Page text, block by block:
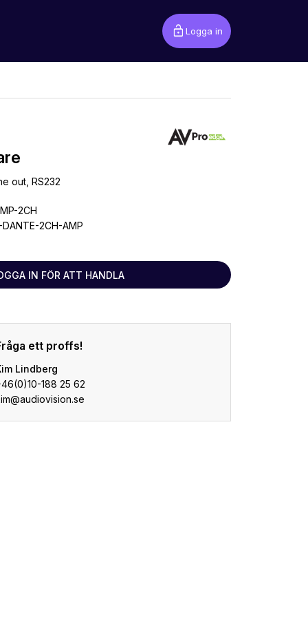
lock_open Logga in
out, RS232
2CH
DANTE-2CH-AMP
IN FÖR ATT HANDLA
ett proffs!
Lindberg
188 25 62